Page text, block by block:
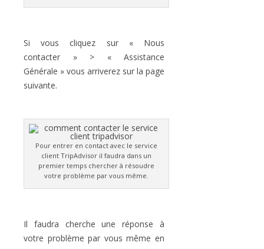
Si vous cliquez sur « Nous
contacter » > « Assistance
Générale » vous arriverez sur la page
suivante.
Pour entrer en contact avec le service
client TripAdvisor il faudra dans un
premier temps chercher à résoudre
votre problème par vous même.
Il faudra cherche une réponse à
votre problème par vous même en